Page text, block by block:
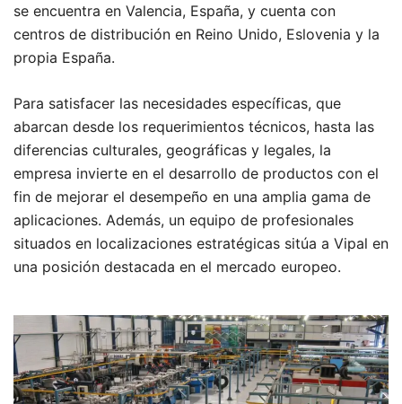
se encuentra en Valencia, España, y cuenta con
centros de distribución en Reino Unido, Eslovenia y la
propia España.
Para satisfacer las necesidades específicas, que
abarcan desde los requerimientos técnicos, hasta las
diferencias culturales, geográficas y legales, la
empresa invierte en el desarrollo de productos con el
fin de mejorar el desempeño en una amplia gama de
aplicaciones. Además, un equipo de profesionales
situados en localizaciones estratégicas sitúa a Vipal en
una posición destacada en el mercado europeo.